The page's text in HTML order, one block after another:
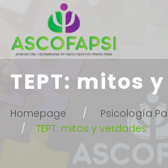
TEPT: mitos
Homepage
Psicología
TEPT: mitos y verdades